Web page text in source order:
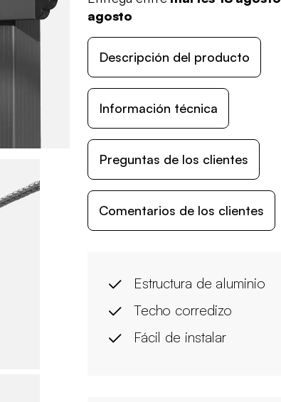
agosto
Descripción del producto
Información técnica
Preguntas de los clientes
Comentarios de los clientes
Estructura de aluminio
Techo corredizo
Fácil de instalar